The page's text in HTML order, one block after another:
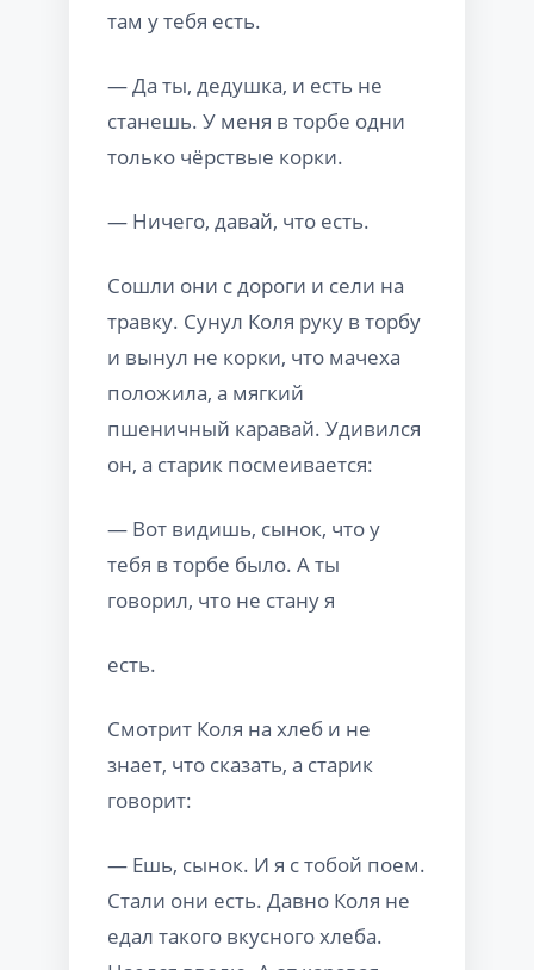
там у тебя есть.
— Да ты, дедушка, и есть не
станешь. У меня в торбе одни
только чёрствые корки.
— Ничего, давай, что есть.
Сошли они с дороги и сели на
травку. Сунул Коля руку в торбу
и вынул не корки, что мачеха
положила, а мягкий
пшеничный каравай. Удивился
он, а старик посмеивается:
— Вот видишь, сынок, что у
тебя в торбе было. А ты
говорил, что не стану я
есть.
Смотрит Коля на хлеб и не
знает, что сказать, а старик
говорит:
— Ешь, сынок. И я с тобой поем.
Стали они есть. Давно Коля не
едал такого вкусного хлеба.